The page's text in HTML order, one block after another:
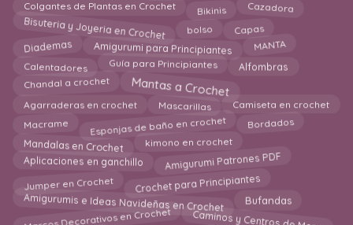
Colgantes de Plantas en Crochet Bikinis Cazadora
Bisuteria y Joyeria en Crochet bolso Capas
Diademas Amigurumi para Principiantes MANTA
Calentadores Guía para Principiantes Alfombras
Chandal a crochet Mantas a Crochet
Agarraderas en crochet Mascarillas Camiseta en crochet
Macrame Esponjas de baño en crochet Bordados
Mandalas en Crochet kimono en crochet
Aplicaciones en ganchillo Amigurumi Patrones PDF
Jumper en Crochet Crochet para Principiantes
Amigurumis e Ideas Navideñas en Crochet Bufandas